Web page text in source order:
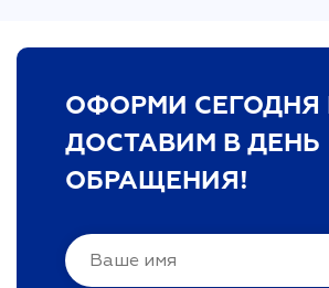
ОФОРМИ СЕГОДНЯ
ДОСТАВИМ В ДЕНЬ
ОБРАЩЕНИЯ!